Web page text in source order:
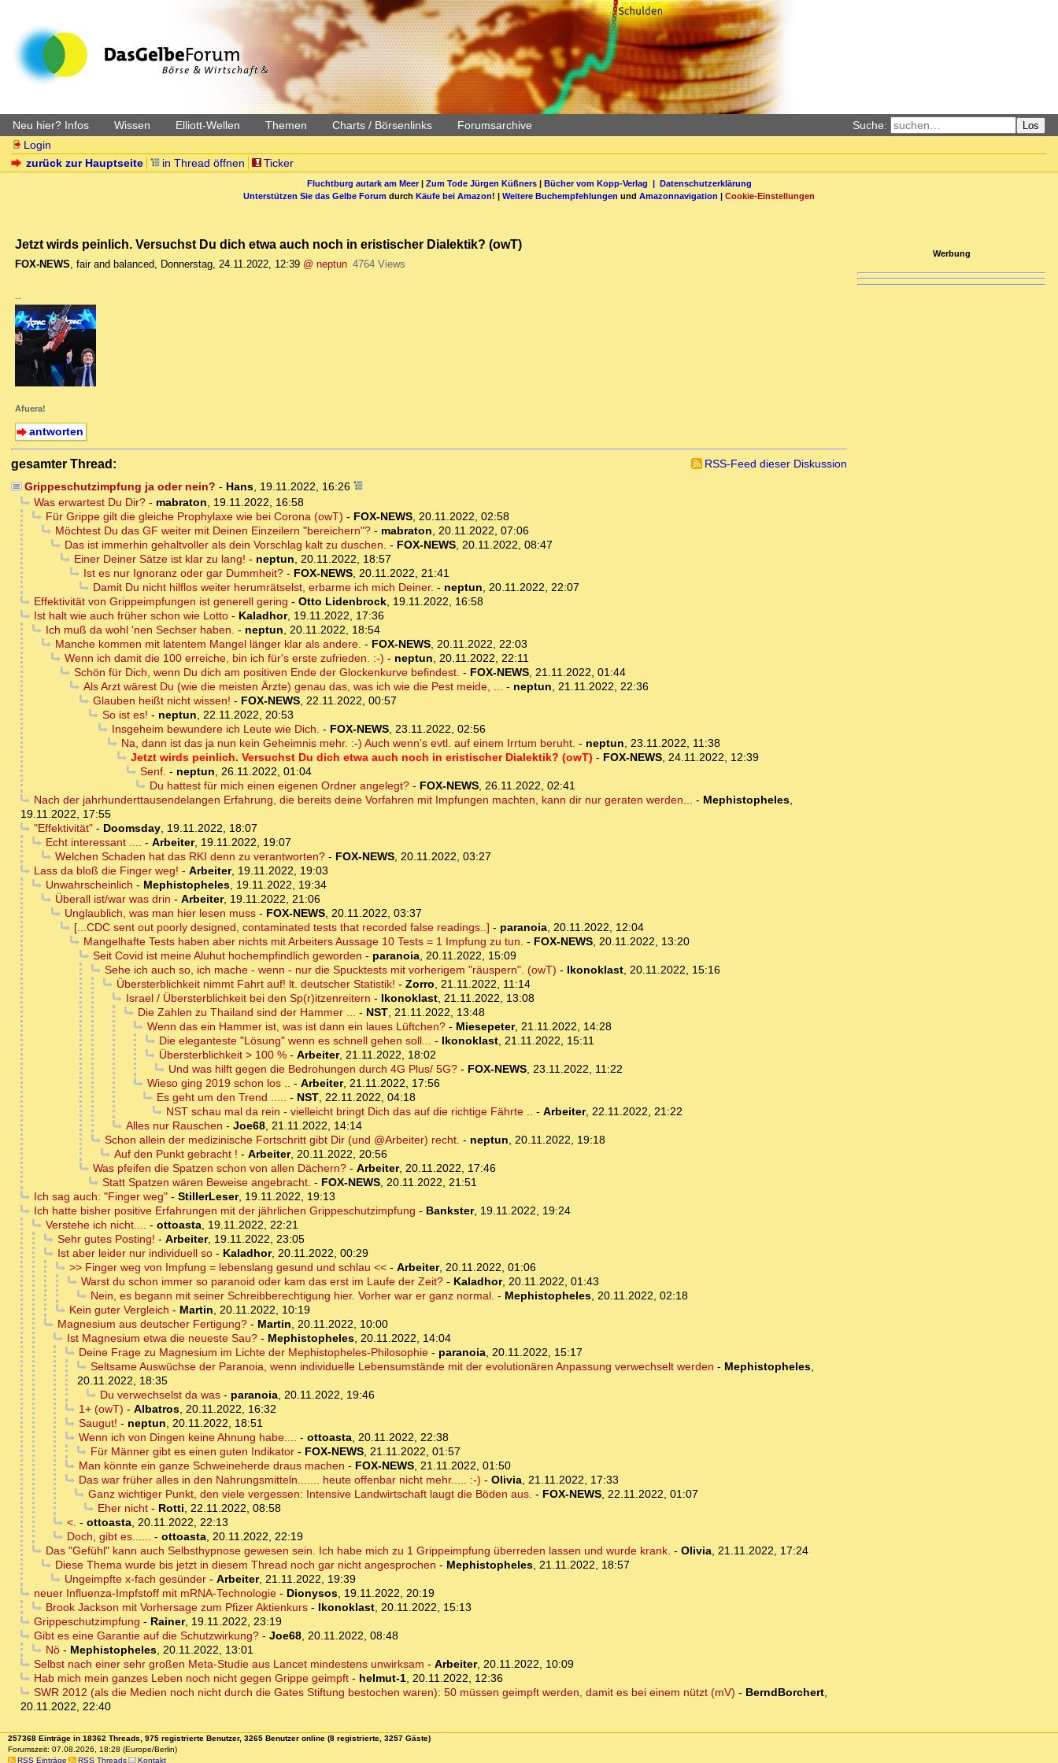
Neu hier? Infos Wissen Elliott-Wellen Themen Charts / Börsenlinks Forumsarchive Suche: Los
Login
zurück zur Hauptseite
in Thread öffnen Ticker
Fluchtburg autark am Meer| Zum Tode Jürgen Küßners| Bücher vom Kopp-Verlag | Datenschutzerklärung
Unterstützen Sie das Gelbe Forum durch Käufe bei Amazon! | Weitere Buchempfehlungen und Amazonnavigation | Cookie-Einstellungen
Jetzt wirds peinlich. Versuchst Du dich etwa auch noch in eristischer Dialektik? (owT)
FOX-NEWS, fair and balanced, Donnerstag, 24.11.2022, 12:39 @ neptun 4764 Views
--
Afuera!
antworten
gesamter Thread:
RSS-Feed dieser Diskussion
Grippeschutzimpfung ja oder nein? - Hans, 19.11.2022, 16:26
Was erwartest Du Dir?- mabraton
19.11.2022, 16:58
Für Grippe gilt die gleiche Prophylaxe wie bei Corona (owT) - FOX-NEWS, 20.11.2022, 02:58
Möchtest Du das GF weiter mit Deinen Einzeilern "bereichern"?- mabraton
20.11.2022, 07:06
Das ist immerhin gehaltvoller als dein Vorschlag kalt zu duschen. - FOX-NEWS, 20.11.2022, 08:47
Einer Deiner Sätze ist klar zu lang! - neptun
20.11.2022, 18:57
Ist es nur Ignoranz oder gar Dummheit?- FOX-NEWS, 20.11.2022, 21:41
Damit Du nicht hilflos weiter herumrätselst, erbarme ich mich Deiner. - neptun
20.11.2022, 22:07
Effektivität von Grippeimpfungen ist generell gering - Otto Lidenbrock, 19.11.2022, 16:58
Ist halt wie auch früher schon wie Lotto- Kaladhor, 19.11.2022, 17:36
Ich muß da wohl 'nen Sechser haben. - neptun
20.11.2022, 18:54
Manche kommen mit latentem Mangel länger klar als andere. - FOX-NEWS, 20.11.2022, 22:03
Wenn ich damit die 100 erreiche, bin ich für's erste zufrieden. :-) - neptun
20.11.2022, 22:11
Schön für Dich, wenn Du dich am positiven Ende der Glockenkurve befindest. - FOX-NEWS, 21.11.2022, 01:44
Als Arzt wärest Du (wie die meisten Ärzte) genau das, was ich wie die Pest meide, ...
- neptun
21.11.2022, 22:36
Glauben heißt nicht wissen! - FOX-NEWS, 22.11.2022, 00:57
So ist es! - neptun
22.11.2022, 20:53
Insgeheim bewundere ich Leute wie Dich. - FOX-NEWS, 23.11.2022, 02:56
Na, dann ist das ja nun kein Geheimnis mehr. :-) Auch wenn's evtl. auf einem Irrtum beruht. - neptun
23.11.2022, 11:38
Jetzt wirds peinlich. Versuchst Du dich etwa auch noch in eristischer Dialektik? (owT) - FOX-NEWS, 24.11.2022, 12:39
Senf. - neptun
26.11.2022, 01:04
Du hattest für mich einen eigenen Ordner angelegt?- FOX-NEWS, 26.11.2022, 02:41
Nach der jahrhunderttausendelangen Erfahrung, die bereits deine Vorfahren mit Impfungen machten, kann dir nur geraten werden...
- Mephistopheles,
19.11.2022, 17:55
"Effektivität"- Doomsday, 19.11.2022, 18:07
Echt interessant ....
- Arbeiter, 19.11.2022, 19:07
Welchen Schaden hat das RKI denn zu verantworten?- FOX-NEWS, 20.11.2022, 03:27
Lass da bloß die Finger weg! - Arbeiter, 19.11.2022, 19:03
Unwahrscheinlich - Mephistopheles, 19.11.2022, 19:34
Überall ist/war was drin - Arbeiter, 19.11.2022, 21:06
Unglaublich, was man hier lesen muss- FOX-NEWS, 20.11.2022, 03:37
[...CDC sent out poorly designed, contaminated tests that recorded false readings..] - paranoia, 20.11.2022, 12:04
Mangelhafte Tests haben aber nichts mit Arbeiters Aussage 10 Tests = 1 Impfung zu tun. - FOX-NEWS, 20.11.2022, 13:20
Seit Covid ist meine Aluhut hochempfindlich geworden - paranoia, 20.11.2022, 15:09
Sehe ich auch so, ich mache - wenn - nur die Spucktests mit vorherigem "räuspern". (owT) - Ikonoklast, 20.11.2022, 15:16
Übersterblichkeit nimmt Fahrt auf! lt. deutscher Statistik! - Zorro
21.11.2022, 11:14
Israel / Übersterblichkeit bei den Sp(r)itzenreitern - Ikonoklast, 21.11.2022, 13:08
Die Zahlen zu Thailand sind der Hammer ...
- NST, 21.11.2022, 13:48
Wenn das ein Hammer ist, was ist dann ein laues Lüftchen?- Miesepeter, 21.11.2022, 14:28
Die eleganteste "Lösung" wenn es schnell gehen soll...
- Ikonoklast, 21.11.2022, 15:11
Übersterblichkeit > 100 %- Arbeiter, 21.11.2022, 18:02
Und was hilft gegen die Bedrohungen durch 4G Plus/ 5G?- FOX-NEWS, 23.11.2022, 11:22
Wieso ging 2019 schon los ..
- Arbeiter, 21.11.2022, 17:56
Es geht um den Trend .....
- NST, 22.11.2022, 04:18
NST schau mal da rein - vielleicht bringt Dich das auf die richtige Fährte ..
- Arbeiter, 22.11.2022, 21:22
Alles nur Rauschen - Joe68, 21.11.2022, 14:14
Schon allein der medizinische Fortschritt gibt Dir (und @Arbeiter) recht. - neptun
20.11.2022, 19:18
Auf den Punkt gebracht ! - Arbeiter, 20.11.2022, 20:56
Was pfeifen die Spatzen schon von allen Dächern?- Arbeiter, 20.11.2022, 17:46
Statt Spatzen wären Beweise angebracht. - FOX-NEWS, 20.11.2022, 21:51
Ich sag auch: "Finger weg"- StillerLeser, 19.11.2022, 19:13
Ich hatte bisher positive Erfahrungen mit der jährlichen Grippeschutzimpfung - Bankster, 19.11.2022, 19:24
Verstehe ich nicht....
- ottoasta, 19.11.2022, 22:21
Sehr gutes Posting! - Arbeiter, 19.11.2022, 23:05
Ist aber leider nur individuell so- Kaladhor, 20.11.2022, 00:29
>> Finger weg von Impfung = lebenslang gesund und schlau <<- Arbeiter, 20.11.2022, 01:06
Warst du schon immer so paranoid oder kam das erst im Laufe der Zeit?- Kaladhor, 20.11.2022, 01:43
Nein, es begann mit seiner Schreibberechtigung hier. Vorher war er ganz normal. - Mephistopheles, 20.11.2022, 02:18
Kein guter Vergleich - Martin
20.11.2022, 10:19
Magnesium aus deutscher Fertigung?- Martin
20.11.2022, 10:00
Ist Magnesium etwa die neueste Sau?- Mephistopheles, 20.11.2022, 14:04
Deine Frage zu Magnesium im Lichte der Mephistopheles-Philosophie- paranoia, 20.11.2022, 15:17
Seltsame Auswüchse der Paranoia, wenn individuelle Lebensumstände mit der evolutionären Anpassung verwechselt werden - Mephistopheles,
20.11.2022, 18:35
Du verwechselst da was- paranoia, 20.11.2022, 19:46
1+ (owT) - Albatros, 20.11.2022, 16:32
Saugut! - neptun
20.11.2022, 18:51
Wenn ich von Dingen keine Ahnung habe....
- ottoasta, 20.11.2022, 22:38
Für Männer gibt es einen guten Indikator- FOX-NEWS, 21.11.2022, 01:57
Man könnte ein ganze Schweineherde draus machen - FOX-NEWS, 21.11.2022, 01:50
Das war früher alles in den Nahrungsmitteln....... heute offenbar nicht mehr..... :-) - Olivia, 21.11.2022, 17:33
Ganz wichtiger Punkt, den viele vergessen: Intensive Landwirtschaft laugt die Böden aus. - FOX-NEWS, 22.11.2022, 01:07
Eher nicht- Rotti
22.11.2022, 08:58
<. - ottoasta, 20.11.2022, 22:13
Doch, gibt es......
- ottoasta, 20.11.2022, 22:19
Das "Gefühl" kann auch Selbsthypnose gewesen sein. Ich habe mich zu 1 Grippeimpfung überreden lassen und wurde krank. - Olivia, 21.11.2022, 17:24
Diese Thema wurde bis jetzt in diesem Thread noch gar nicht angesprochen - Mephistopheles, 21.11.2022, 18:57
Ungeimpfte x-fach gesünder- Arbeiter, 21.11.2022, 19:39
neuer Influenza-Impfstoff mit mRNA-Technologie- Dionysos, 19.11.2022, 20:19
Brook Jackson mit Vorhersage zum Pfizer Aktienkurs- Ikonoklast, 20.11.2022, 15:13
Grippeschutzimpfung - Rainer, 19.11.2022, 23:19
Gibt es eine Garantie auf die Schutzwirkung?- Joe68, 20.11.2022, 08:48
Nö- Mephistopheles, 20.11.2022, 13:01
Selbst nach einer sehr großen Meta-Studie aus Lancet mindestens unwirksam - Arbeiter, 20.11.2022, 10:09
Hab mich mein ganzes Leben noch nicht gegen Grippe geimpft- helmut-1, 20.11.2022, 12:36
SWR 2012 (als die Medien noch nicht durch die Gates Stiftung bestochen waren): 50 müssen geimpft werden, damit es bei einem nützt (mV) - BerndBorchert,
20.11.2022, 22:40
Werbung
257368 Einträge in 18362 Threads, 975 registrierte Benutzer, 3265 Benutzer online (8 registrierte, 3257 Gäste)
Forumszeit: 07.08.2026, 18:28 (Europe/Berlin)
RSS Einträge
RSS Threads Kontakt